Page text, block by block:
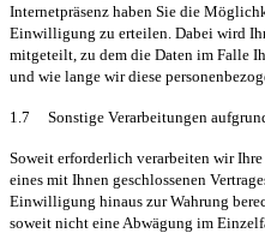
Internetpräsenz haben Sie die
Einwilligung zu erteilen. Dabei wird
mitgeteilt, zu dem die Daten im Falle
und wie lange wir diese
1.7 Sonstige Verarbeitungen
Soweit erforderlich verarbeiten wir
eines mit Ihnen geschlossenen
Einwilligung hinaus zur Wahrung
soweit nicht eine Abwägung im